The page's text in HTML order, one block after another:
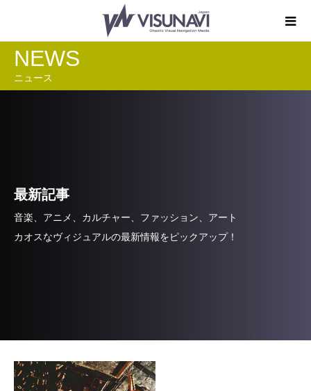
NEWS
ニュース
最新記事
音楽、アニメ、カルチャー、ファッション、アート
カオスなヴィジュアルの最新情報をピックアップ！